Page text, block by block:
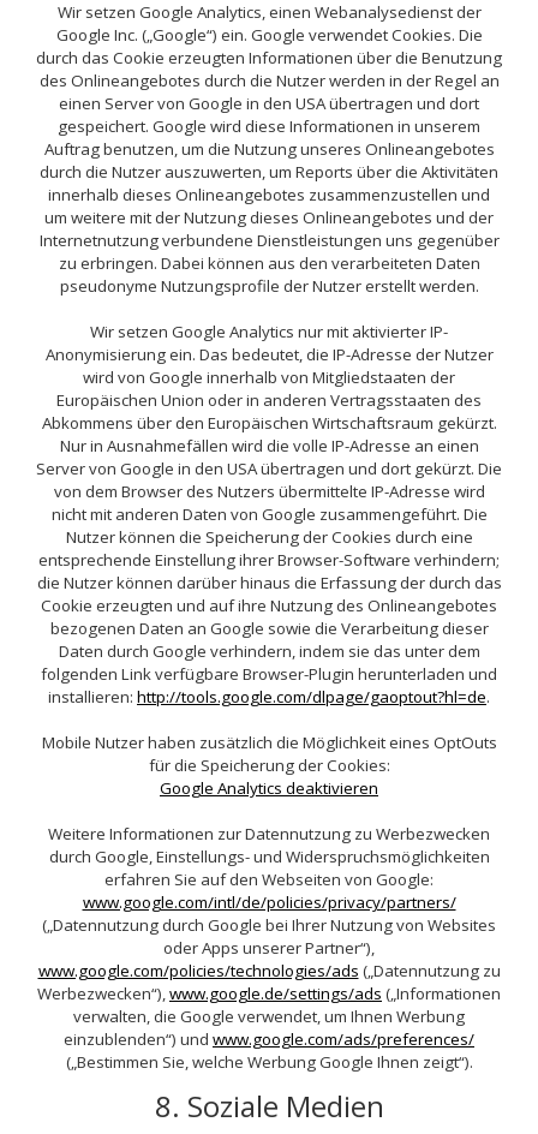
Wir setzen Google Analytics, einen Webanalysedienst der
Google Inc. („Google“) ein. Google verwendet Cookies. Die
durch das Cookie erzeugten Informationen über die Benutzung
des Onlineangebotes durch die Nutzer werden in der Regel an
einen Server von Google in den USA übertragen und dort
gespeichert. Google wird diese Informationen in unserem
Auftrag benutzen, um die Nutzung unseres Onlineangebotes
durch die Nutzer auszuwerten, um Reports über die Aktivitäten
innerhalb dieses Onlineangebotes zusammenzustellen und
um weitere mit der Nutzung dieses Onlineangebotes und der
Internetnutzung verbundene Dienstleistungen uns gegenüber
zu erbringen. Dabei können aus den verarbeiteten Daten
pseudonyme Nutzungsprofile der Nutzer erstellt werden.
Wir setzen Google Analytics nur mit aktivierter IP-
Anonymisierung ein. Das bedeutet, die IP-Adresse der Nutzer
wird von Google innerhalb von Mitgliedstaaten der
Europäischen Union oder in anderen Vertragsstaaten des
Abkommens über den Europäischen Wirtschaftsraum gekürzt.
Nur in Ausnahmefällen wird die volle IP-Adresse an einen
Server von Google in den USA übertragen und dort gekürzt. Die
von dem Browser des Nutzers übermittelte IP-Adresse wird
nicht mit anderen Daten von Google zusammengeführt. Die
Nutzer können die Speicherung der Cookies durch eine
entsprechende Einstellung ihrer Browser-Software verhindern;
die Nutzer können darüber hinaus die Erfassung der durch das
Cookie erzeugten und auf ihre Nutzung des Onlineangebotes
bezogenen Daten an Google sowie die Verarbeitung dieser
Daten durch Google verhindern, indem sie das unter dem
folgenden Link verfügbare Browser-Plugin herunterladen und
installieren: http://tools.google.com/dlpage/gaoptout?hl=de.
Mobile Nutzer haben zusätzlich die Möglichkeit eines OptOuts
für die Speicherung der Cookies:
Google Analytics deaktivieren
Weitere Informationen zur Datennutzung zu Werbezwecken
durch Google, Einstellungs- und Widerspruchsmöglichkeiten
erfahren Sie auf den Webseiten von Google:
www.google.com/intl/de/policies/privacy/partners/
(„Datennutzung durch Google bei Ihrer Nutzung von Websites
oder Apps unserer Partner“),
www.google.com/policies/technologies/ads („Datennutzung zu
Werbezwecken“),www.google.de/settings/ads („Informationen
verwalten, die Google verwendet, um Ihnen Werbung
einzublenden“) und www.google.com/ads/preferences/
(„Bestimmen Sie, welche Werbung Google Ihnen zeigt“).
8. Soziale Medien